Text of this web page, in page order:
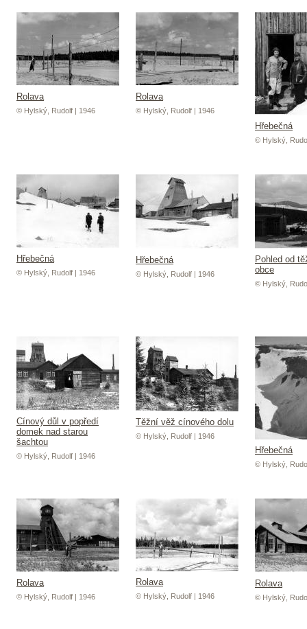
Rolava
© Hylský, Rudolf | 1946
Rolava
© Hylský, Rudolf | 1946
Hřebečná
© Hylský,
Hřebečná
© Hylský, Rudolf | 1946
Hřebečná
© Hylský, Rudolf | 1946
Pohled od
obce
© Hylský,
Cínový důl v popředí
domek nad starou
šachtou
© Hylský, Rudolf | 1946
Těžní věž cínového dolu
© Hylský, Rudolf | 1946
Hřebečná
© Hylský,
Rolava
© Hylský, Rudolf | 1946
Rolava
© Hylský, Rudolf | 1946
Rolava
© Hylský,